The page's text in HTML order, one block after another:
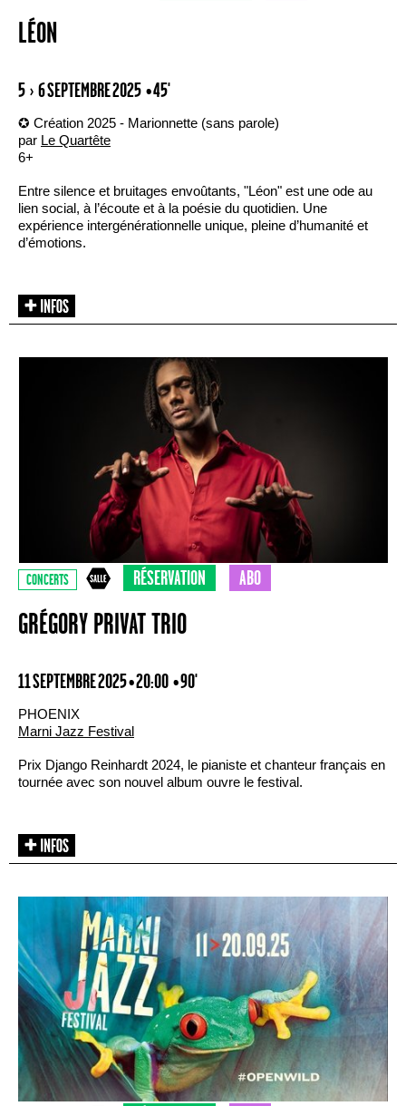
LÉON
5 › 6 SEPTEMBRE 2025 • 45'
✪ Création 2025 - Marionnette (sans parole)
par Le Quartête
6+
Entre silence et bruitages envoûtants, "Léon" est une ode au
lien social, à l’écoute et à la poésie du quotidien. Une
expérience intergénérationnelle unique, pleine d’humanité et
d’émotions.
CONCERTS RÉSERVATION ABO
GRÉGORY PRIVAT TRIO
11 SEPTEMBRE 2025 • 20:00 • 90'
PHOENIX
Marni Jazz Festival
Prix Django Reinhardt 2024, le pianiste et chanteur français en
tournée avec son nouvel album ouvre le festival.